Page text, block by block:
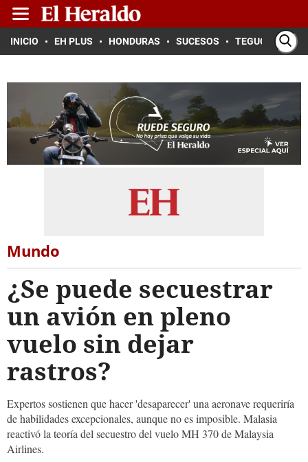
INICIO EH PLUS HONDURAS SUCESOS TEGUCIGALPA
Mundo
¿Se puede secuestrar
un avión en pleno
vuelo sin dejar
rastros?
Expertos sostienen que hacer 'desaparecer' una aeronave requeriría
de habilidades excepcionales, aunque no es imposible. Malasia
reactivó la teoría del secuestro del vuelo MH 370 de Malaysia
Airlines.